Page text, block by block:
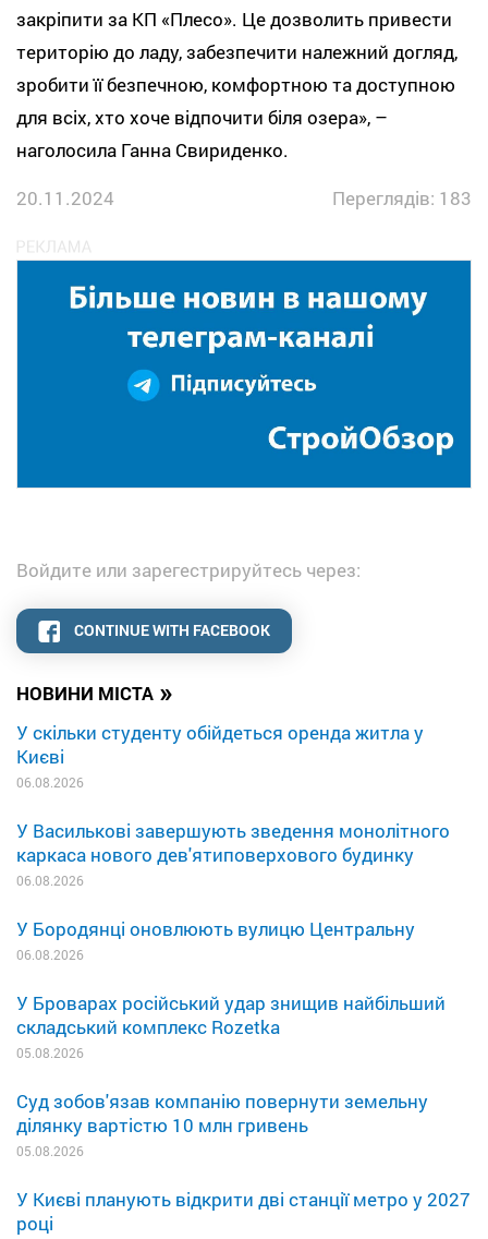
НОВИНИ МІСТА »
У скільки студенту обійдеться оренда житла у
Києві
06.08.2026
У Василькові завершують зведення монолітного
каркаса нового дев'ятиповерхового будинку
06.08.2026
У Бородянці оновлюють вулицю Центральну
06.08.2026
У Броварах російський удар знищив найбільший
складський комплекс Rozetka
05.08.2026
Суд зобов'язав компанію повернути земельну
ділянку вартістю 10 млн гривень
05.08.2026
У Києві планують відкрити дві станції метро у 2027
році
закріпити за КП «Плесо». Це дозволить привести
територію до ладу, забезпечити належний догляд,
зробити її безпечною, комфортною та доступною
для всіх, хто хоче відпочити біля озера», –
наголосила Ганна Свириденко.
20.11.2024
Переглядів: 183
Войдите или зарегестрируйтесь через:
CONTINUE WITH FACEBOOK